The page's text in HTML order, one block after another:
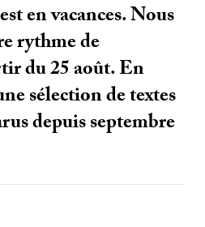
en vacances. Nous
rythme de
du 25 août. En
sélection de textes
depuis septembre